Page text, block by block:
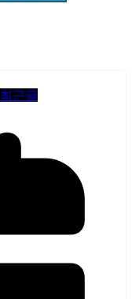
최근글